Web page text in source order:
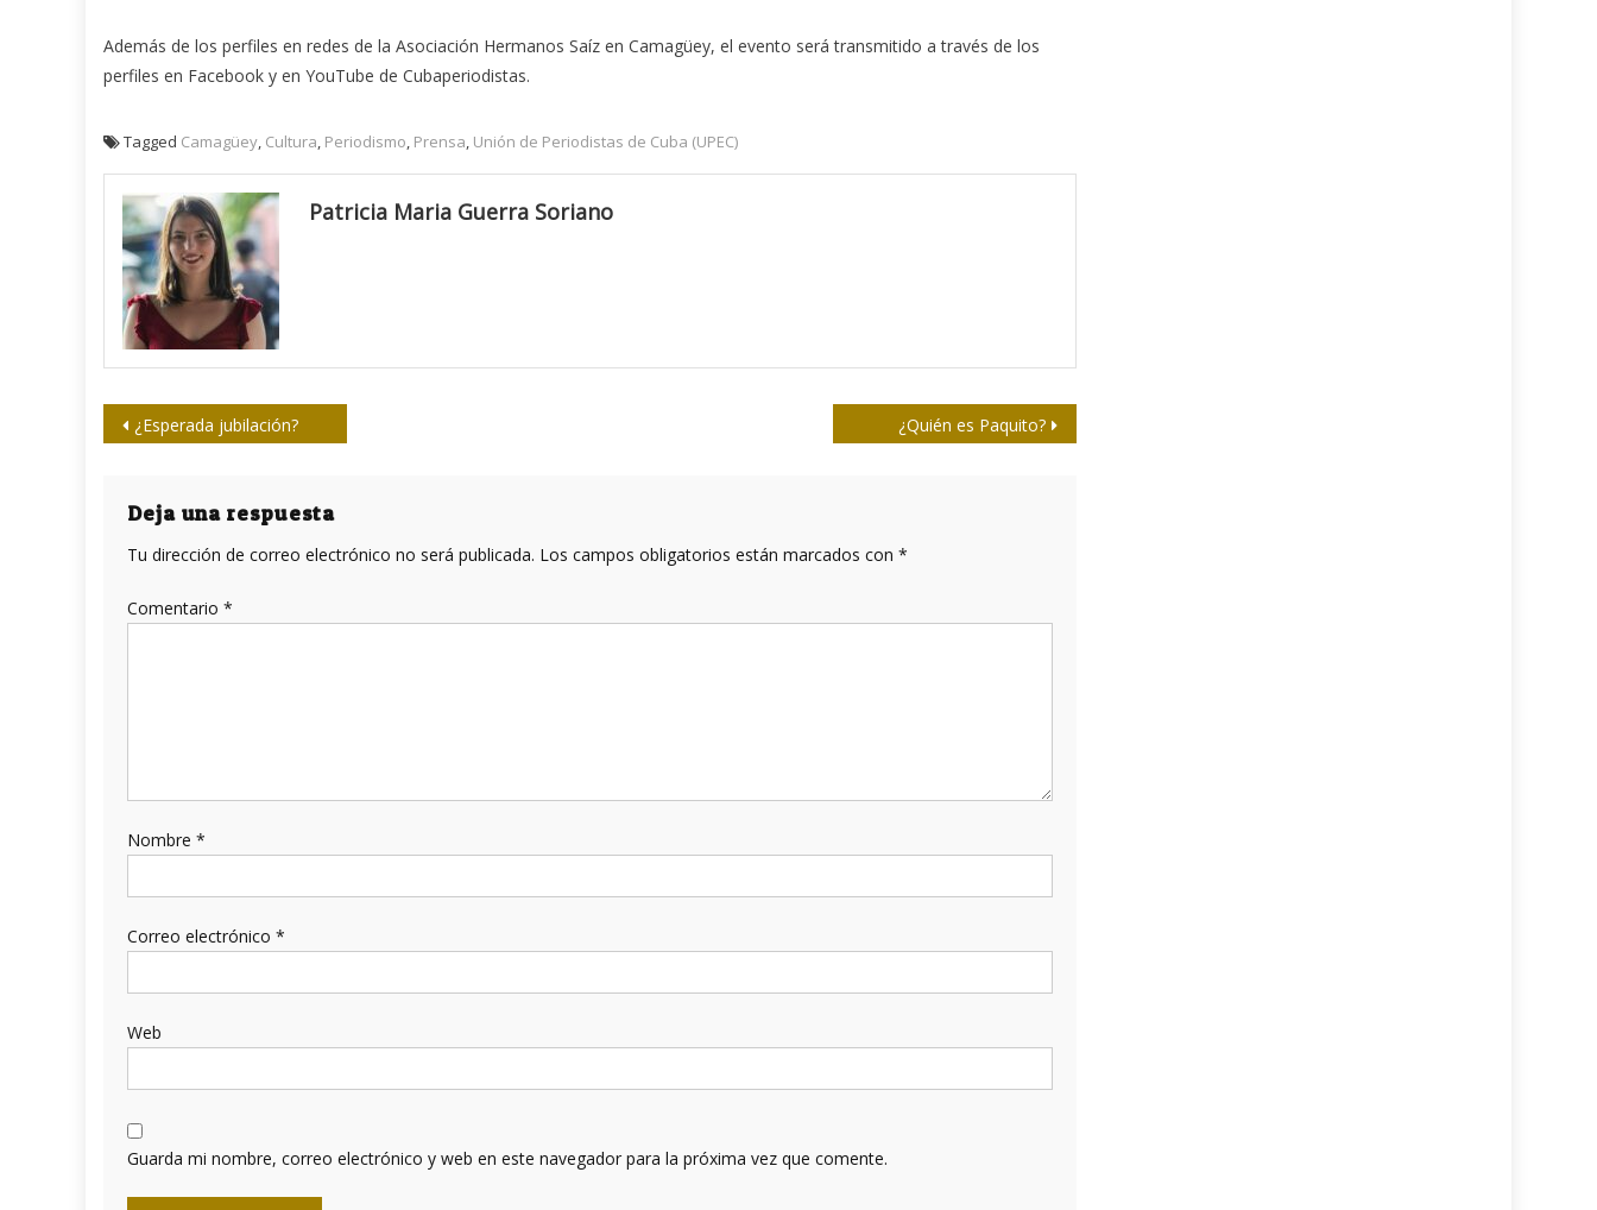
Además de los perfiles en redes de la Asociación Hermanos Saíz en Camagüey, el evento será transmitido a través de los
perfiles en Facebook y en YouTube de Cubaperiodistas.
Tagged Camagüey, Cultura, Periodismo, Prensa, Unión de Periodistas de Cuba (UPEC)
Patricia Maria Guerra Soriano
Navegación
entradas
¿Esperada jubilación? ¿Quién es Paquito?
Deja una respuesta
Tu dirección de correo electrónico no será publicada. Los campos obligatorios están marcados con *
Comentario *
Nombre *
Correo electrónico *
Web
Guarda mi nombre, correo electrónico y web en este navegador para la próxima vez que comente.